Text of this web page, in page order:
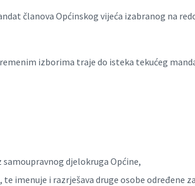
članova Općinskog vijeća izabranog na
izborima traje do isteka tekućeg
djelokruga Općine,
imenuje i razrješava druge osobe određene